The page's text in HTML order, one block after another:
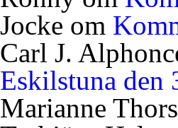
Jocke om
Carl J.
Eskilstuna den
Marianne